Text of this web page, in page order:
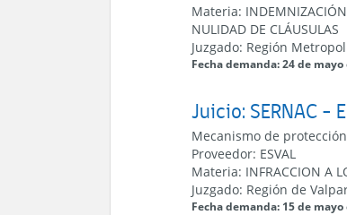
Materia: INDEMNIZACIÓN
NULIDAD DE CLÁUSULAS
Juzgado: Región
Fecha demanda: 24 de mayo
Juicio: SERNAC -
Mecanismo de
Proveedor: ESVAL
Materia: INFRACCION A
Juzgado: Región de
Fecha demanda: 15 de mayo